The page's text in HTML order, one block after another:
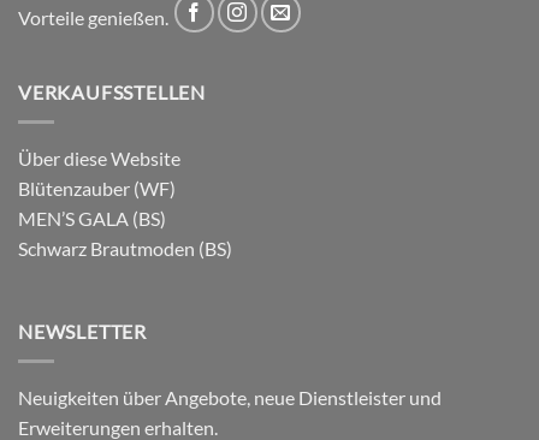
Vorteile genießen.
VERKAUFSSTELLEN
Über diese Website
Blütenzauber (WF)
MEN’S GALA (BS)
Schwarz Brautmoden (BS)
NEWSLETTER
Neuigkeiten über Angebote, neue Dienstleister und
Erweiterungen erhalten.